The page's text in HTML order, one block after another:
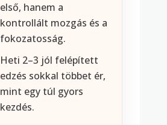
első, hanem a
kontrollált mozgás és a
fokozatosság.
Heti 2–3 jól felépített
edzés sokkal többet ér,
mint egy túl gyors
kezdés.